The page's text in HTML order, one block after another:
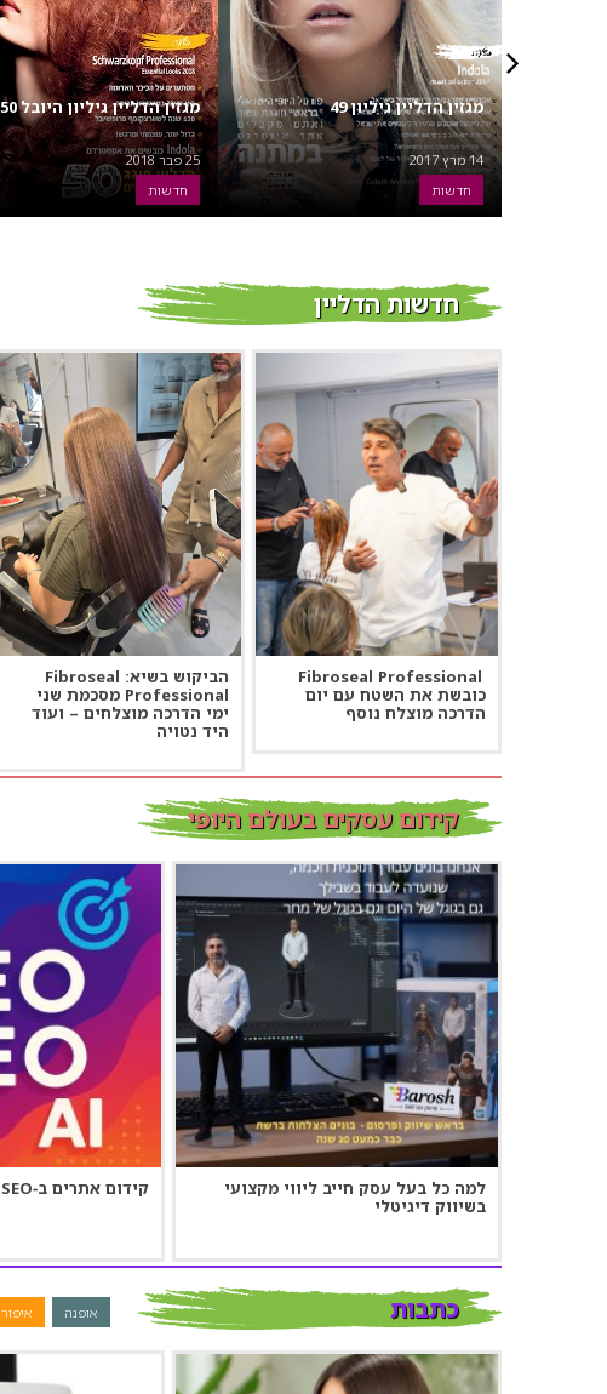
מגזין הדליין גיליון היובל 50
25 פבר 2018
חדשות
מגזין הדליין גיליון 49
14 מרץ 2017
חדשות
חדשות הדליין
Fibroseal Professional
כובשת את השטח עם יום
הדרכה מוצלח נוסף
הביקוש בשיא: Fibroseal
Professional מסכמת שני
ימי הדרכה מוצלחים – ועוד
היד נטויה
קידום עסקים בעולם היופי
למה כל בעל עסק חייב ליווי מקצועי
בשיווק דיגיטלי
קידום אתרים ב‑SEO וב‑AEO
כתבות אופנה איפור